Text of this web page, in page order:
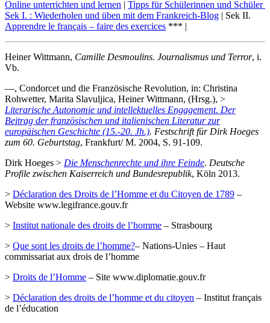
Online unterrichten und lernen | Tipps für Schülerinnen und Schüler
Sek I. : Wiederholen und üben mit dem Frankreich-Blog | Sek II.
Apprendre le français – faire des exercices *** |
Heiner Wittmann, Camille Desmoulins. Journalismus und Terror, i.
Vb.
—, Condorcet und die Französische Revolution, in: Christina
Rohwetter, Marita Slavuljica, Heiner Wittmann, (Hrsg.), >
Literarische Autonomie und intellektuelles Engagement. Der
Beitrag der französischen und italienischen Literatur zur
europäischen Geschichte (15.-20. Jh.). Festschrift für Dirk Hoeges
zum 60. Geburtstag, Frankfurt/ M. 2004, S. 91-109.
Dirk Hoeges > Die Menschenrechte und ihre Feinde. Deutsche
Profile zwischen Kaiserreich und Bundesrepublik, Köln 2013.
> Déclaration des Droits de l’Homme et du Citoyen de 1789 –
Website www.legifrance.gouv.fr
> Institut nationale des droits de l’homme – Strasbourg
> Que sont les droits de l’homme?– Nations-Unies – Haut
commissariat aux drois de l’homme
> Droits de l’Homme – Site www.diplomatie.gouv.fr
> Déclaration des droits de l’homme et du citoyen – Institut français
de l’éducation